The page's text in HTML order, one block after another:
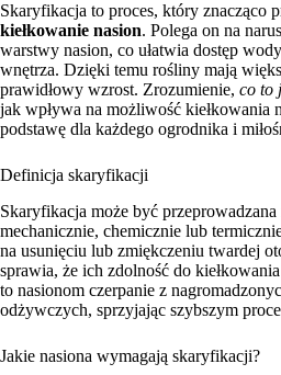
Skaryfikacja to proces, który znacząco
kiełkowanie nasion. Polega on na
warstwy nasion, co ułatwia dostęp
wnętrza. Dzięki temu rośliny mają
prawidłowy wzrost. Zrozumienie, co to
jak wpływa na możliwość kiełkowania
podstawę dla każdego ogrodnika i
Definicja skaryfikacji
Skaryfikacja może być
mechanicznie, chemicznie lub
na usunięciu lub zmiękczeniu twardej
sprawia, że ich zdolność do
to nasionom czerpanie z
odżywczych, sprzyjając szybszym
Jakie nasiona wymagają skaryfikacji?